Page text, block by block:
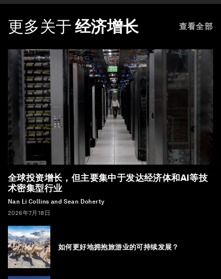
更多关于 经济增长 查看全部
全球投资增长，但主要集中于发达经济体和AI等技
术密集型行业
Nan Li Collins and Sean Doherty
2026年7月18日
如何更好地拥抱旅游业的可持续发展？